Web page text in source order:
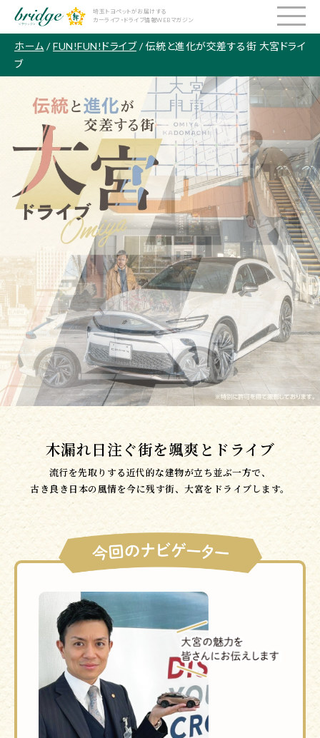
埼玉トヨペットがお届けする
カーライフ・ドライブ情報WEBマガジン
ホーム /FUN!FUN!ドライブ/ 伝統と進化が交差する街 大宮ドライ
ブ
木漏れ日注ぐ街を颯爽とドライブ
流行を先取りする近代的な建物が立ち並ぶ一方で、
古き良き日本の風情を今に残す街、大宮をドライブします。